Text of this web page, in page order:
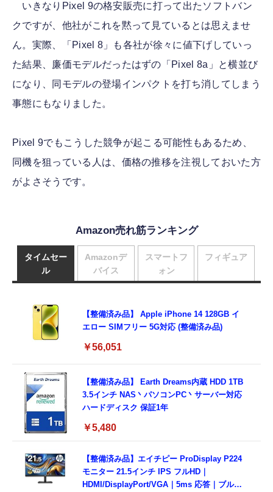
いきなりPixel 9の格安販売に打って出たソフトバン
クですが、他社がこれを黙って見ているとは思えませ
ん。実際、「Pixel 8」も各社が徐々に値下げしていっ
た結果、廉価モデルだったはずの「Pixel 8a」と横並び
になり、同モデルの登場インパクトを打ち消してしまう
事態にもなりました。
Pixel 9でもこうした競争が起こる可能性もあるため、
同機を狙っている人は、価格の推移を注視しておいた方
がよさそうです。
Amazon売れ筋ランキング
タイムセー
ル
【整備済み品】 Apple iPhone 14 128GB イ
エロー SIMフリー 5G対応 (整備済み品)
￥56,051
【整備済み品】 Earth Dreams内蔵 HDD 1TB
3.5インチ NAS丶パソコンPC丶サーバー対応
ハードディスク 保証1年
￥5,480
【整備済み品】エイチピー ProDisplay P224
モニター 21.5インチ IPS フルHD｜
HDMI/DisplayPort/VGA｜5ms 応答｜ブルー
Amazonデ
バイス
スマートフ
ォン
フィギュア